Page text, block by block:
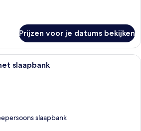
Prijzen voor je datums bekijken
Een hotelkamer met een groot bed,
slaapbank
slaapbank